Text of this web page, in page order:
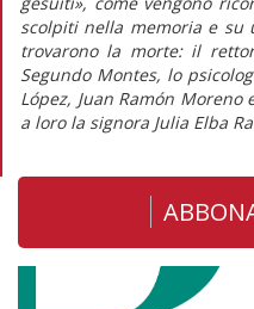
scolpiti nella memoria e su
trovarono la morte: il
Segundo Montes, lo
López, Juan Ramón Moreno
a loro la signora Julia Elba